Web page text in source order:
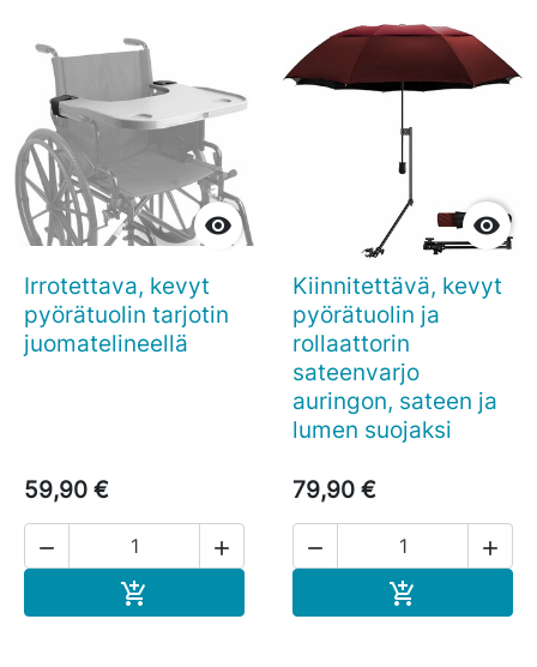

Irrotettava, kevyt
pyörätuolin tarjotin
juomatelineellä
59,90 €
 


Kiinnitettävä, kevyt
pyörätuolin ja
rollaattorin
sateenvarjo
auringon, sateen ja
lumen suojaksi
79,90 €
 
